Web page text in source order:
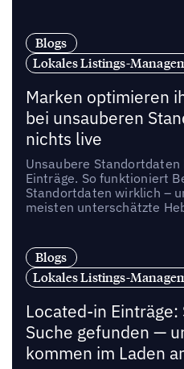
Blogs
Lokales Listings-
Marken optimieren
bei unsauberen
nichts live
Unsaubere
Einträge. So funktioniert
Standortdaten wirklich –
meisten unterschätzte
Blogs
Lokales Listings-
Located-in
Suche gefunden —
kommen im Laden